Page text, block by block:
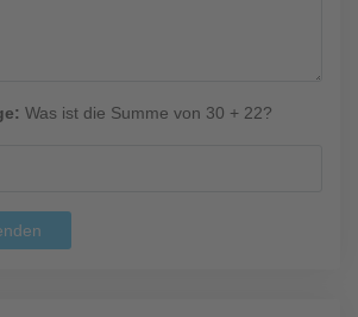
Was ist die Summe von 30 + 22?